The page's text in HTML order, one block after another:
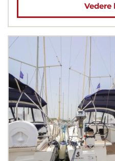
Vedere